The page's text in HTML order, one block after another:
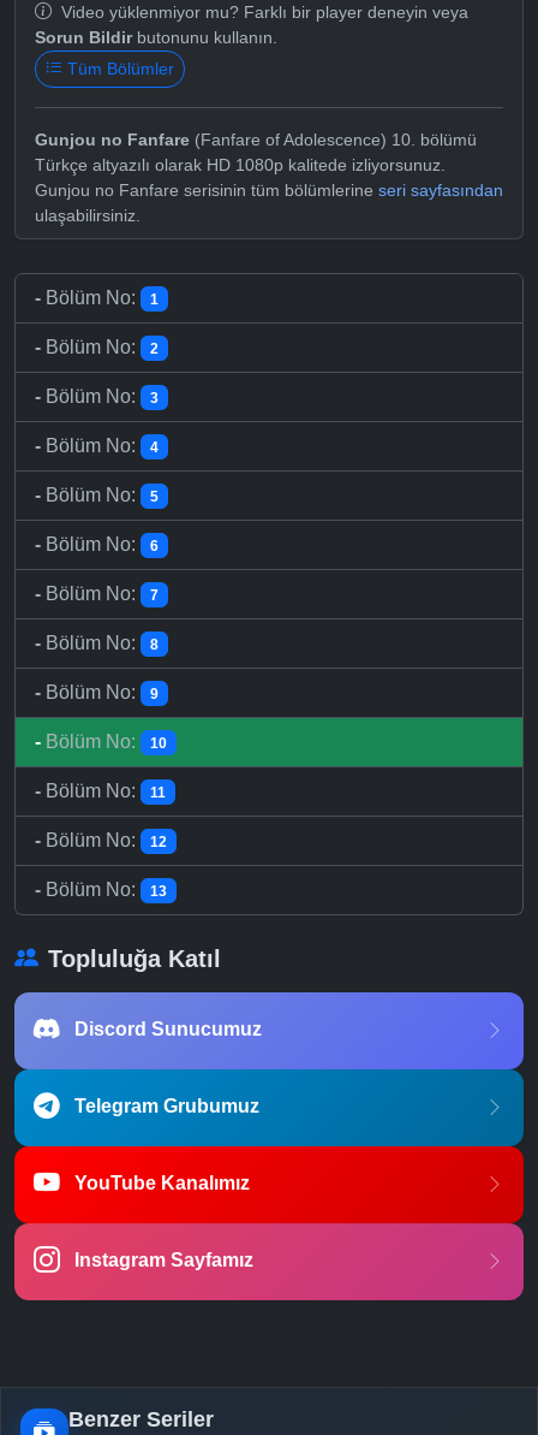
Video yüklenmiyor mu? Farklı bir player deneyin veya
Sorun Bildirbutonunu kullanın.
Tüm Bölümler
Gunjou no Fanfare (Fanfare of Adolescence) 10. bölümü
Türkçe altyazılı olarak HD 1080p kalitede izliyorsunuz.
Gunjou no Fanfare serisinin tüm bölümlerine seri sayfasından
ulaşabilirsiniz.
- Bölüm No: 1
- Bölüm No: 2
- Bölüm No: 3
- Bölüm No: 4
- Bölüm No: 5
- Bölüm No: 6
- Bölüm No: 7
- Bölüm No: 8
- Bölüm No: 9
- Bölüm No: 10
- Bölüm No: 11
- Bölüm No: 12
- Bölüm No: 13
Topluluğa Katıl
Discord Sunucumuz
Telegram Grubumuz
YouTube Kanalımız
Instagram Sayfamız
Benzer Seriler